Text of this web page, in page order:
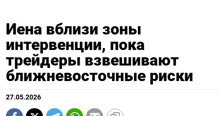
Иена вблизи зоны
интервенции, пока
трейдеры взвешивают
ближневосточные риски
27.05.2026